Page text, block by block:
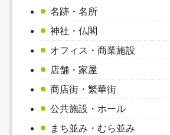
名跡・名所
神社・仏閣
オフィス・商業施設
店舗・家屋
商店街・繁華街
公共施設・ホール
まち並み・むら並み